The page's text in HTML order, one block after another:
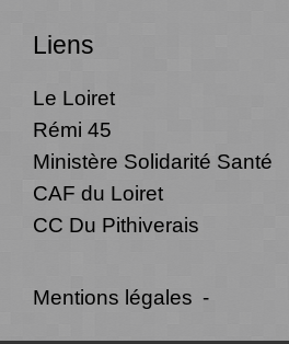
Liens
Le Loiret
Rémi 45
Ministère Solidarité Santé
CAF du Loiret
CC Du Pithiverais
Mentions légales -